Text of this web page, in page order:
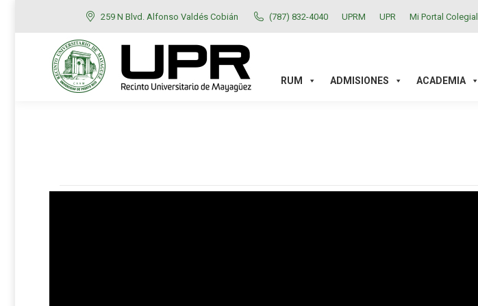
259 N Blvd. Alfonso Valdés Cobián (787) 832-4040 UPRM UPR Mi Portal Colegial
RUM ADMISIONES ACADEMIA
RUM ADMISIONES